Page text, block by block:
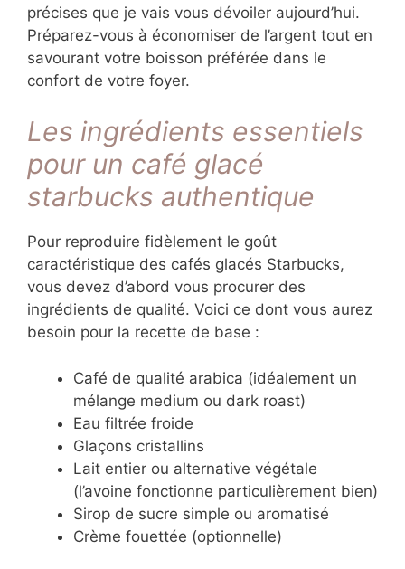
précises que je vais vous dévoiler aujourd’hui.
Préparez-vous à économiser de l’argent tout en
savourant votre boisson préférée dans le
confort de votre foyer.
Les ingrédients essentiels
pour un café glacé
starbucks authentique
Pour reproduire fidèlement le goût
caractéristique des cafés glacés Starbucks,
vous devez d’abord vous procurer des
ingrédients de qualité. Voici ce dont vous aurez
besoin pour la recette de base :
Café de qualité arabica (idéalement un
mélange medium ou dark roast)
Eau filtrée froide
Glaçons cristallins
Lait entier ou alternative végétale
(l’avoine fonctionne particulièrement bien)
Sirop de sucre simple ou aromatisé
Crème fouettée (optionnelle)